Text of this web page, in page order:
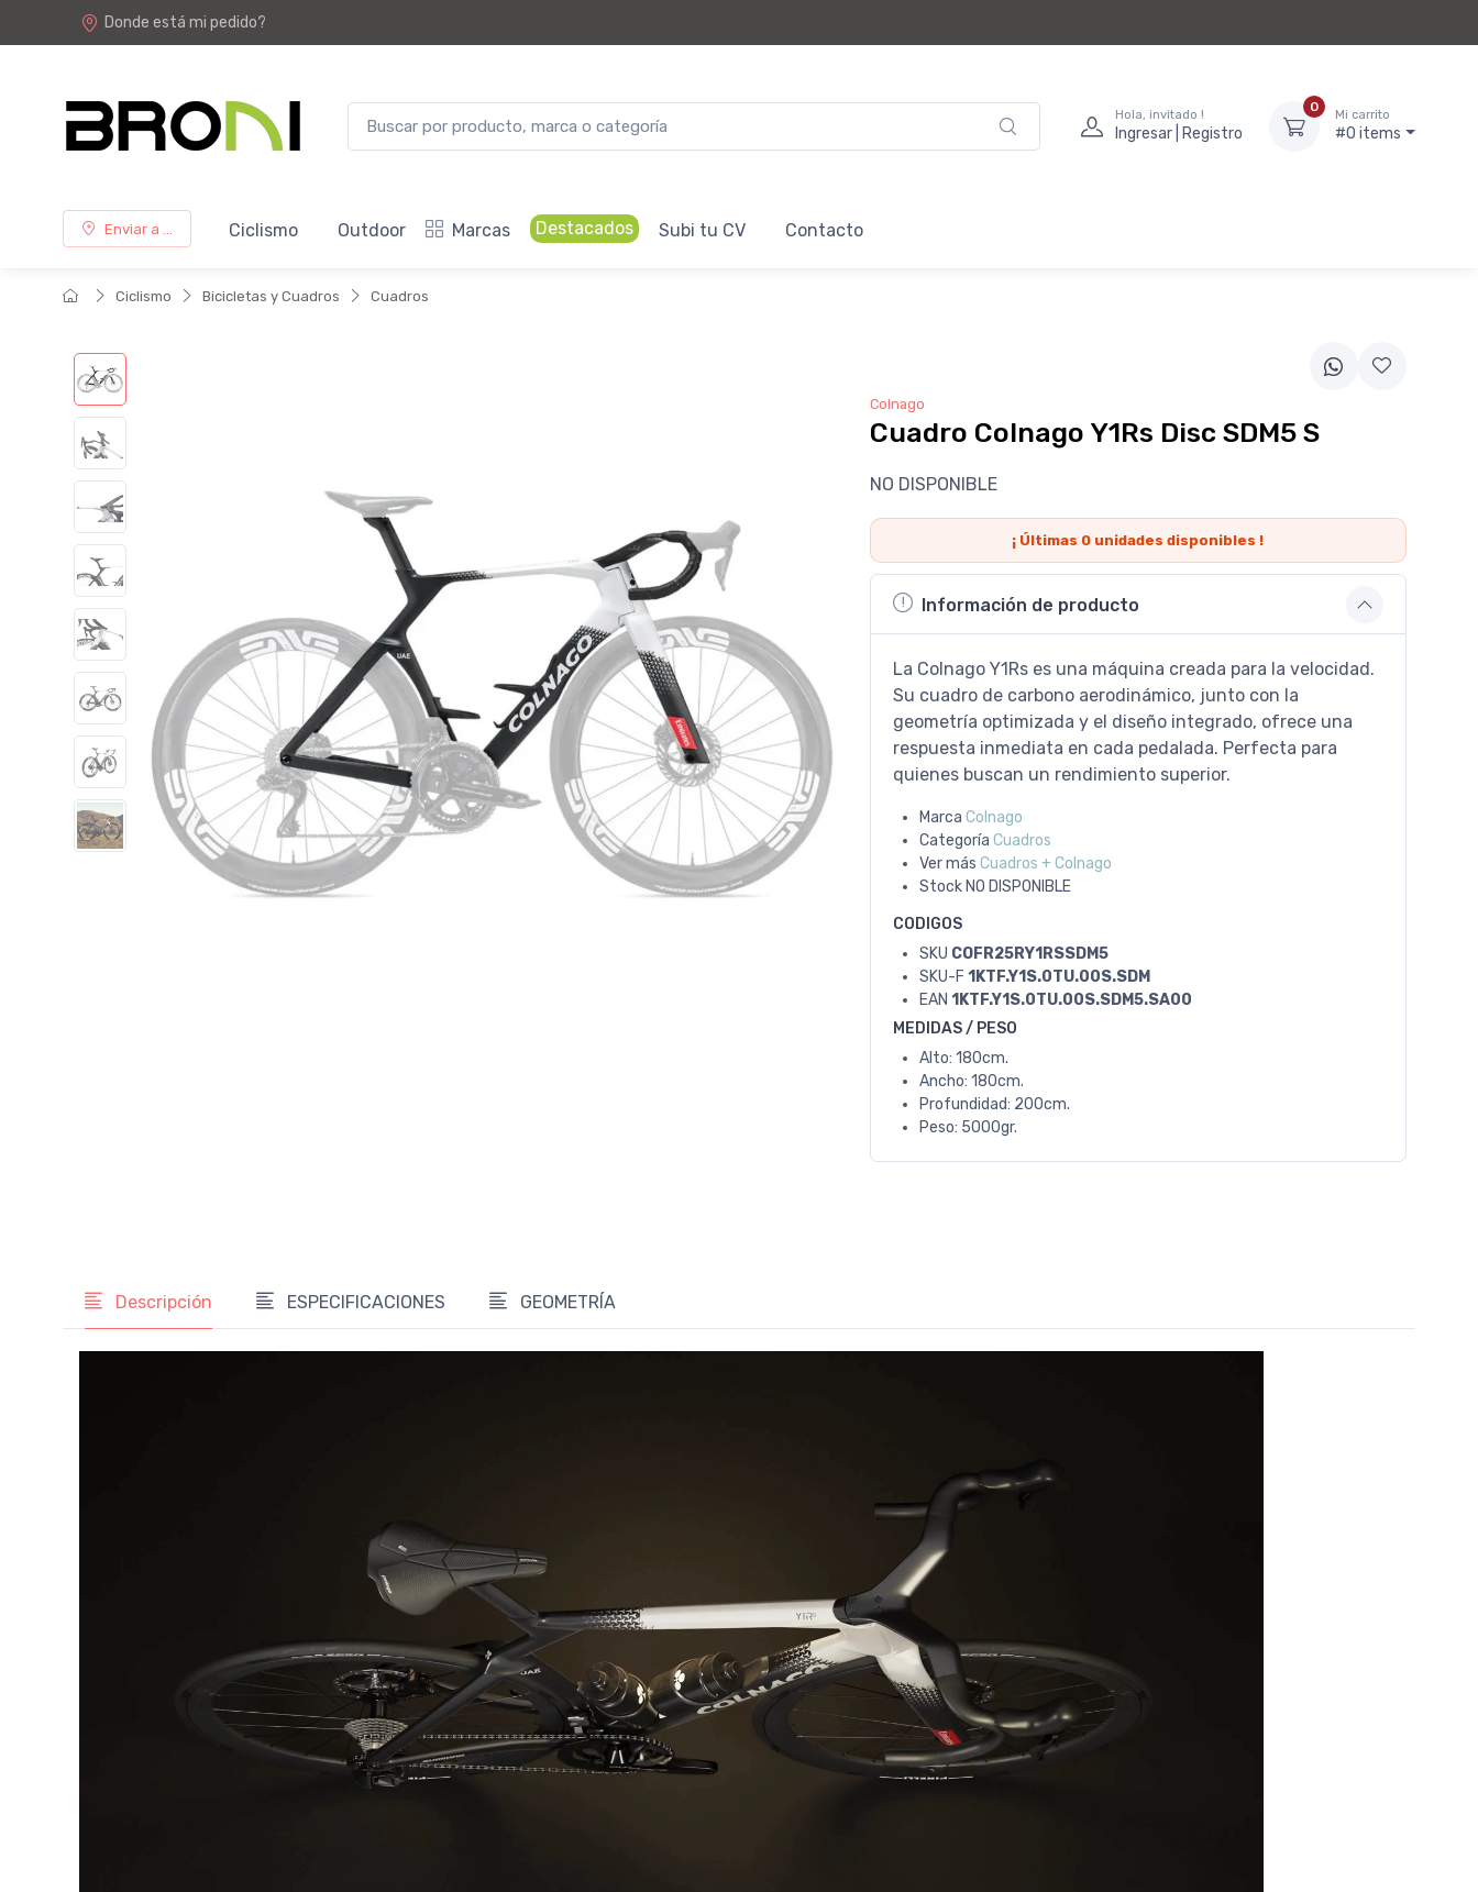
Donde está mi pedido?
Hola, invitado !
Ingresar | Registro
0
Mi carrito
#0 items
Enviar a ... Ciclismo Outdoor Marcas Destacados Subi tu CV Contacto
Ciclismo Bicicletas y Cuadros Cuadros
Colnago
Cuadro Colnago Y1Rs Disc SDM5 S
NO DISPONIBLE
¡ Últimas 0 unidades disponibles !
Información de producto
La Colnago Y1Rs es una máquina creada para la velocidad.
Su cuadro de carbono aerodinámico, junto con la
geometría optimizada y el diseño integrado, ofrece una
respuesta inmediata en cada pedalada. Perfecta para
quienes buscan un rendimiento superior.
Marca Colnago
Categoría Cuadros
Ver más Cuadros + Colnago
Stock NO DISPONIBLE
CODIGOS
SKU COFR25RY1RSSDM5
SKU-F 1KTF.Y1S.0TU.00S.SDM
EAN 1KTF.Y1S.0TU.00S.SDM5.SA00
MEDIDAS / PESO
Alto: 180cm.
Ancho: 180cm.
Profundidad: 200cm.
Peso: 5000gr.
Descripción ESPECIFICACIONES GEOMETRÍA